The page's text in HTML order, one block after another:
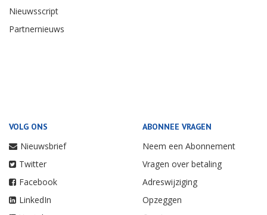
Nieuwsscript
Partnernieuws
VOLG ONS
Nieuwsbrief
Twitter
Facebook
LinkedIn
ABONNEE VRAGEN
Neem een Abonnement
Vragen over betaling
Adreswijziging
Opzeggen